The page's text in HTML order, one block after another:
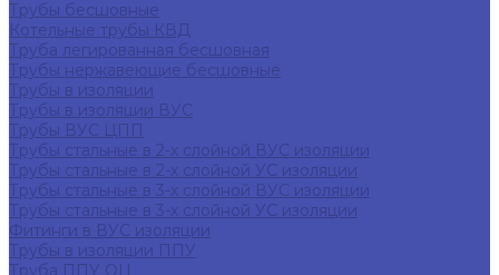
Трубы бесшовные
Котельные трубы КВД
Труба легированная бесшовная
Трубы нержавеющие бесшовные
Трубы в изоляции
Трубы в изоляции ВУС
Трубы ВУС ЦПП
Трубы стальные в 2-х слойной ВУС изоляции
Трубы стальные в 2-х слойной УС изоляции
Трубы стальные в 3-х слойной ВУС изоляции
Трубы стальные в 3-х слойной УС изоляции
Фитинги в ВУС изоляции
Трубы в изоляции ППУ
Труба ППУ ОЦ